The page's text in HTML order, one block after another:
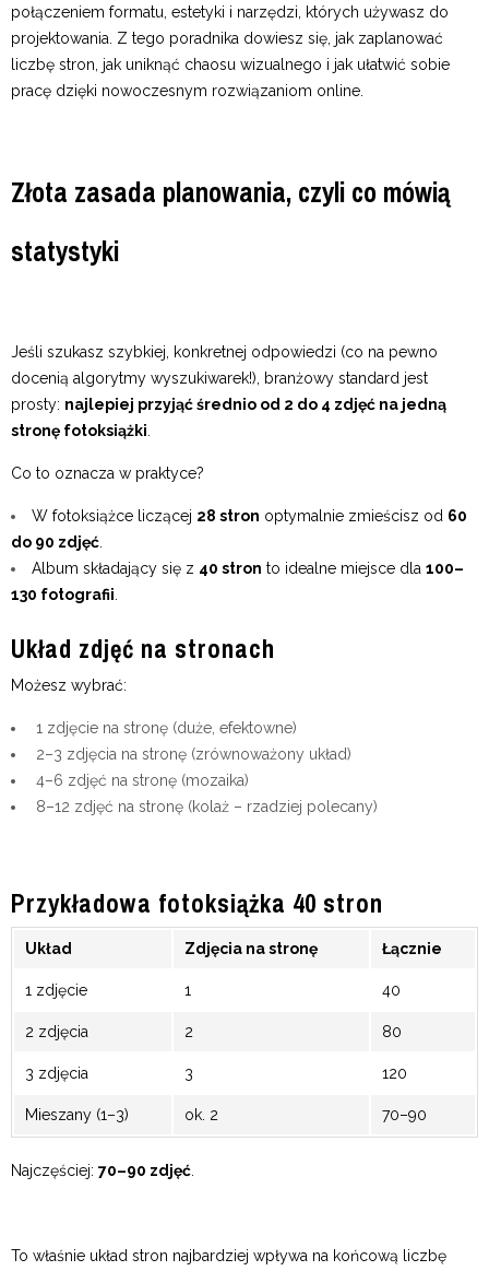
połączeniem formatu, estetyki i narzędzi, których używasz do
projektowania. Z tego poradnika dowiesz się, jak zaplanować
liczbę stron, jak uniknąć chaosu wizualnego i jak ułatwić sobie
pracę dzięki nowoczesnym rozwiązaniom online.
Złota zasada planowania, czyli co mówią
statystyki
Jeśli szukasz szybkiej, konkretnej odpowiedzi (co na pewno
docenią algorytmy wyszukiwarek!), branżowy standard jest
prosty: najlepiej przyjąć średnio od 2 do 4 zdjęć na jedną
stronę fotoksiążki
Co to oznacza w praktyce?
W fotoksiążce liczącej 28 stron optymalnie zmieścisz od 60
do 90 zdjęć
Album składający się z 40 stron to idealne miejsce dla 100–
130 fotografii
Układ zdjęć na stronach
Możesz wybrać:
1 zdjęcie na stronę (duże, efektowne)
2–3 zdjęcia na stronę (zrównoważony układ)
4–6 zdjęć na stronę (mozaika)
8–12 zdjęć na stronę (kolaż – rzadziej polecany)
Przykładowa fotoksiążka 40 stron
Układ Zdjęcia na stronę Łącznie
1 zdjęcie 1 40
2 zdjęcia 2 80
3 zdjęcia 3 120
Mieszany (1–3) ok. 2 70–90
Najczęściej: 70–90 zdjęć
To właśnie układ stron najbardziej wpływa na końcową liczbę